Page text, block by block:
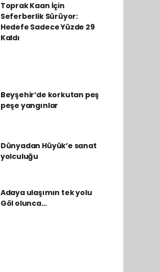
Toprak Kaan İçin
Seferberlik Sürüyor:
Hedefe Sadece Yüzde 29
Kaldı
Beyşehir’de korkutan peş
peşe yangınlar
Dünyadan Hüyük’e sanat
yolculuğu
Adaya ulaşımın tek yolu
Göl olunca…